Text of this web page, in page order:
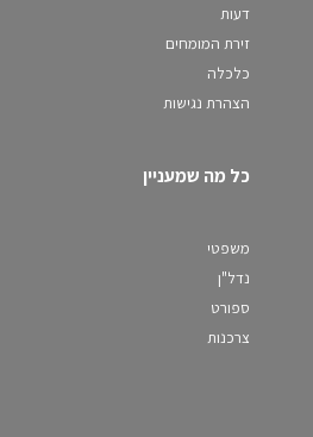
דעות
זירת המומחים
כלכלה
הצהרת נגישות
כל מה שמעניין
משפטי
נדל"ן
ספורט
צרכנות